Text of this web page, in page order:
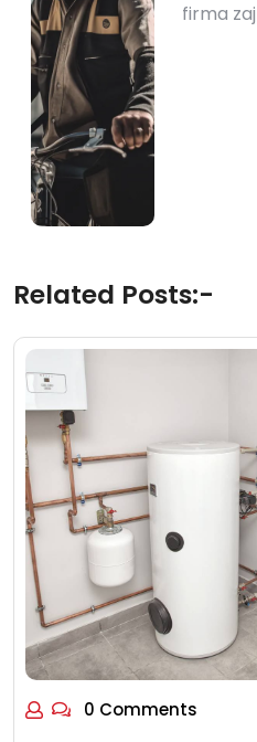
firma
Related Posts:-
0 Comments